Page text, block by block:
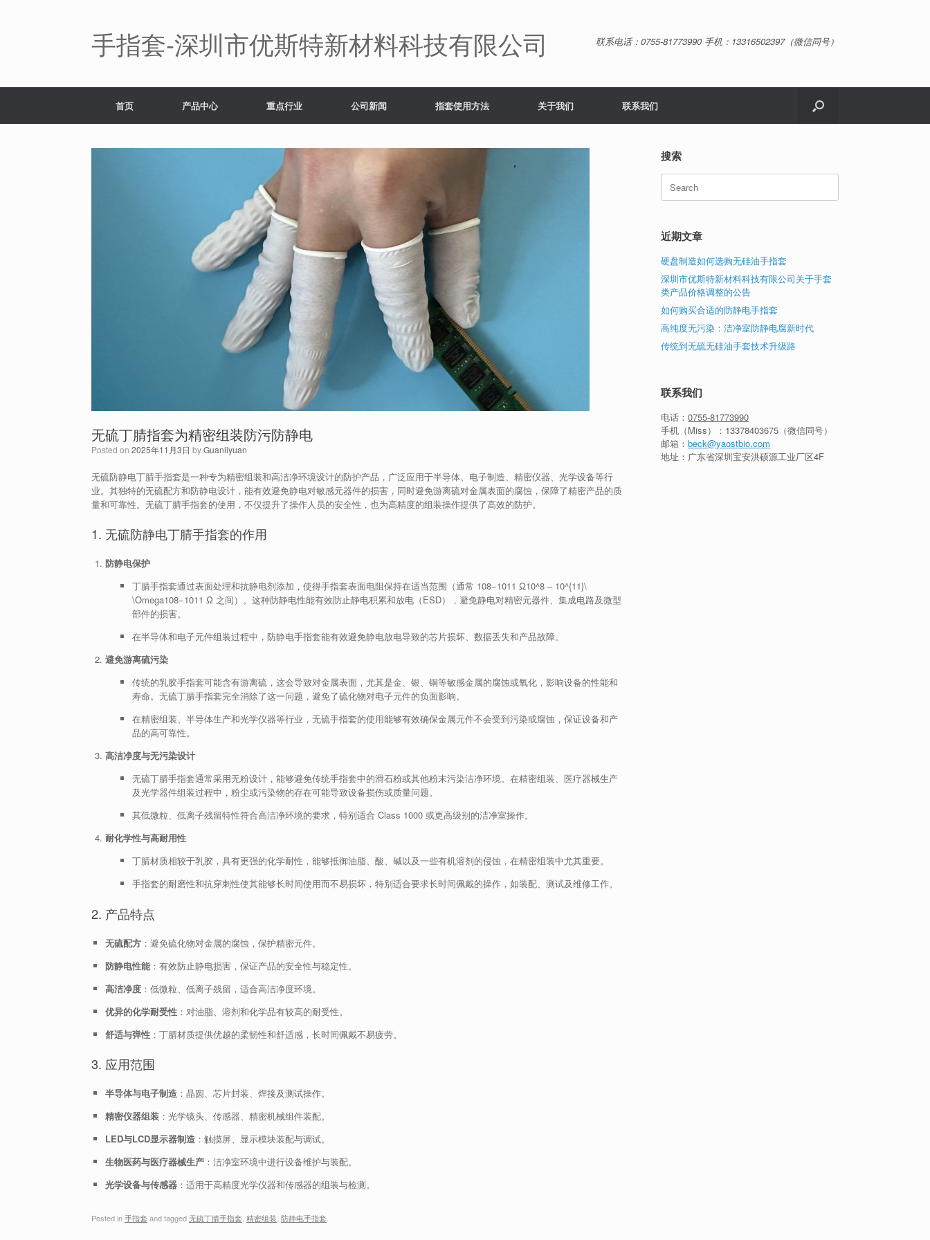
手指套-深圳市优斯特新材料科技有限公司 联系电话：0755-81773990 手机：13316502397（微信同号）
首页 产品中心 重点行业 公司新闻 指套使用方法 关于我们 联系我们
无硫丁腈指套为精密组装防污防静电
Posted on 2025年11月3日 byGuanliyuan
无硫防静电丁腈手指套是一种专为精密组装和高洁净环境设计的防护产品，广泛应用于半导体、电子制造、精密仪器、光学设备等行
业。其独特的无硫配方和防静电设计，能有效避免静电对敏感元器件的损害，同时避免游离硫对金属表面的腐蚀，保障了精密产品的质
量和可靠性。无硫丁腈手指套的使用，不仅提升了操作人员的安全性，也为高精度的组装操作提供了高效的防护。
1. 无硫防静电丁腈手指套的作用
防静电保护
丁腈手指套通过表面处理和抗静电剂添加，使得手指套表面电阻保持在适当范围（通常 108−1011 Ω10^8 – 10^{11}\
\Omega108−1011 Ω之间）。这种防静电性能有效防止静电积累和放电（ESD），避免静电对精密元器件、集成电路及微型
部件的损害。
在半导体和电子元件组装过程中，防静电手指套能有效避免静电放电导致的芯片损坏、数据丢失和产品故障。
避免游离硫污染
传统的乳胶手指套可能含有游离硫，这会导致对金属表面，尤其是金、银、铜等敏感金属的腐蚀或氧化，影响设备的性能和
寿命。无硫丁腈手指套完全消除了这一问题，避免了硫化物对电子元件的负面影响。
在精密组装、半导体生产和光学仪器等行业，无硫手指套的使用能够有效确保金属元件不会受到污染或腐蚀，保证设备和产
品的高可靠性。
高洁净度与无污染设计
无硫丁腈手指套通常采用无粉设计，能够避免传统手指套中的滑石粉或其他粉末污染洁净环境。在精密组装、医疗器械生产
及光学器件组装过程中，粉尘或污染物的存在可能导致设备损伤或质量问题。
其低微粒、低离子残留特性符合高洁净环境的要求，特别适合 Class 1000 或更高级别的洁净室操作。
耐化学性与高耐用性
丁腈材质相较于乳胶，具有更强的化学耐性，能够抵御油脂、酸、碱以及一些有机溶剂的侵蚀，在精密组装中尤其重要。
手指套的耐磨性和抗穿刺性使其能够长时间使用而不易损坏，特别适合要求长时间佩戴的操作，如装配、测试及维修工作。
2. 产品特点
无硫配方：避免硫化物对金属的腐蚀，保护精密元件。
防静电性能：有效防止静电损害，保证产品的安全性与稳定性。
高洁净度：低微粒、低离子残留，适合高洁净度环境。
优异的化学耐受性：对油脂、溶剂和化学品有较高的耐受性。
舒适与弹性：丁腈材质提供优越的柔韧性和舒适感，长时间佩戴不易疲劳。
3. 应用范围
半导体与电子制造：晶圆、芯片封装、焊接及测试操作。
精密仪器组装：光学镜头、传感器、精密机械组件装配。
LED与LCD显示器制造：触摸屏、显示模块装配与调试。
生物医药与医疗器械生产：洁净室环境中进行设备维护与装配。
光学设备与传感器：适用于高精度光学仪器和传感器的组装与检测。
Posted in手指套and tagged无硫丁腈手指套 精密组装 防静电手指套
搜索
Search
for:
近期文章
硬盘制造如何选购无硅油手指套
深圳市优斯特新材料科技有限公司关于手套
类产品价格调整的公告
如何购买合适的防静电手指套
高纯度无污染：洁净室防静电腐新时代
传统到无硫无硅油手套技术升级路
联系我们
电话：0755-81773990
手机（Miss）： 13378403675 （微信同号）
邮箱：beck@yaostbio.com
地址：广东省深圳宝安洪硕源工业厂区4F